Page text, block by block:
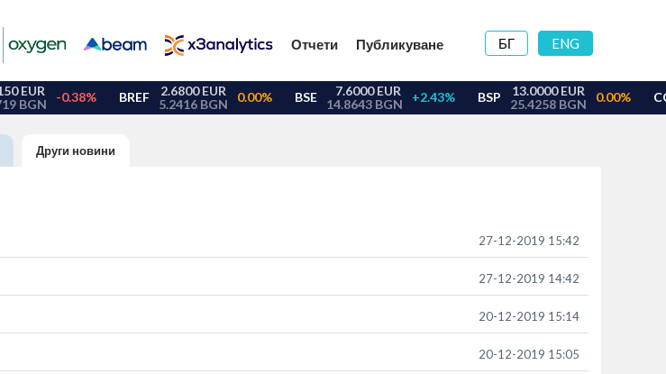
БГ ENG
Отчети Публикуване
Други новини
27-12-2019 15:42
27-12-2019 14:42
20-12-2019 15:14
20-12-2019 15:05